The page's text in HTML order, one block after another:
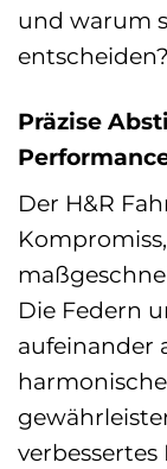
und warum
entscheiden?
Präzise
Der H&R
Die Federn
aufeinander